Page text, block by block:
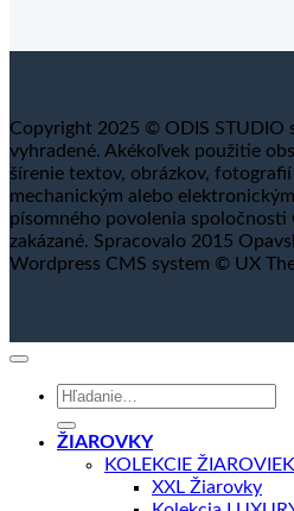
Copyright 2025 © ODIS STUDIO
vyhradené. Akékoľvek použitie
šírenie textov, obrázkov,
mechanickým alebo
písomného povolenia spoločnosti
zakázané. Spracovalo 2015
Wordpress CMS system © UX
Hľadať:
ŽIAROVKY
KOLEKCIE ŽIAROVIEK
XXL Žiarovky